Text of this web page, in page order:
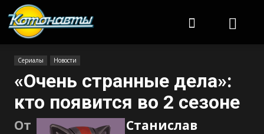
Сериалы Новости
«Очень странные дела»:
кто появится во 2 сезоне
От Станислав